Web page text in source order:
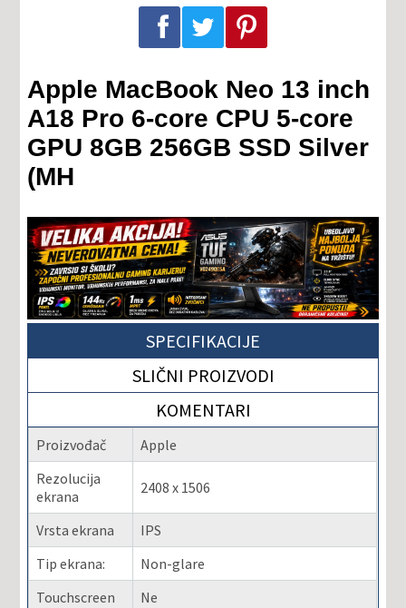
Podeli na Facebook-u Podeli na Twitter-u Podeli na Pinterest-u
Apple MacBook Neo 13 inch
A18 Pro 6-core CPU 5-core
GPU 8GB 256GB SSD Silver
(MH
SPECIFIKACIJE
SLIČNI PROIZVODI
KOMENTARI
Proizvođač
Apple
Rezolucija
ekrana
2408 x 1506
Vrsta ekrana
IPS
Tip ekrana:
Non-glare
Touchscreen
Ne